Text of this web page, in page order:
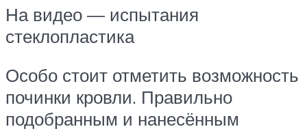
На видео — испытания
стеклопластика
Особо стоит отметить возможность
починки кровли. Правильно
подобранным и нанесённым